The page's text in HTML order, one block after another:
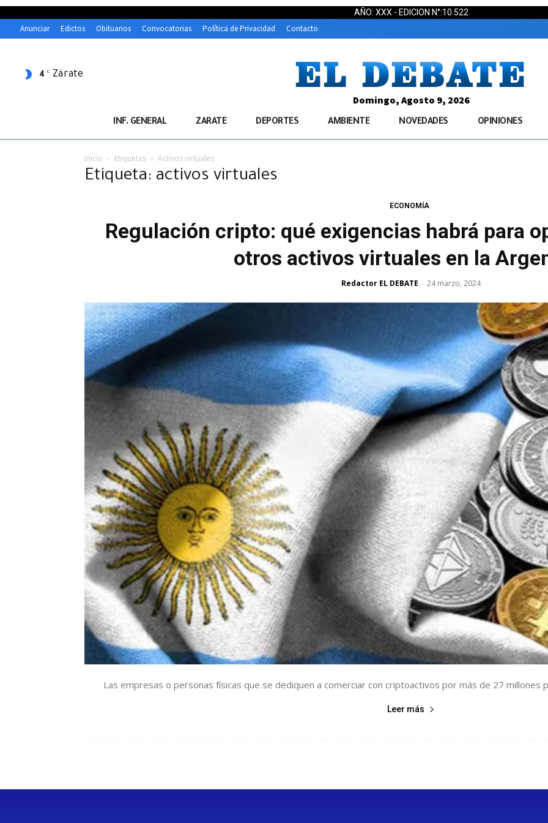
AÑO: XXX - EDICION N°:10.522
Anunciar Edictos Obituarios Convocatorias Política de Privacidad Contacto
4 C Zárate
Domingo, Agosto 9, 2026
INF. GENERAL ZARATE DEPORTES AMBIENTE NOVEDADES OPINIONES
Inicio Etiquetas Activos virtuales
Etiqueta: activos virtuales
ECONOMÍA
Regulación cripto: qué exigencias habrá para
otros activos virtuales en la
Redactor EL DEBATE - 24 marzo, 2024
Las empresas o personas físicas que se dediquen a comerciar con criptoactivos por más de 27 millones
Leer más